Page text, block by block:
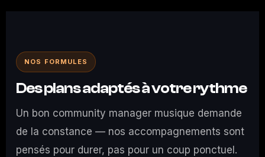
NOS FORMULES
Des plans adaptés à votre rythme
Un bon community manager musique demande
de la constance — nos accompagnements sont
pensés pour durer, pas pour un coup ponctuel.